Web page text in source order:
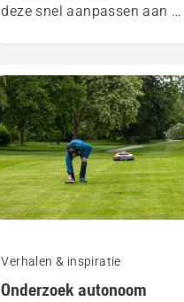
deze snel aanpassen aan de
seizoenstaken.
Verhalen & inspiratie
Onderzoek autonoom